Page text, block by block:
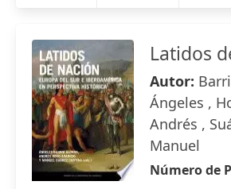
Latidos
Autor:
Ángeles ,
Andrés ,
Manuel
Número de